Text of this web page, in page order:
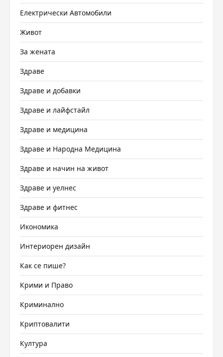
Електрически Автомобили
Живот
За жената
Здраве
Здраве и добавки
Здраве и лайфстайл
Здраве и медицина
Здраве и Народна Медицина
Здраве и начин на живот
Здраве и уелнес
Здраве и фитнес
Икономика
Интериорен дизайн
Как се пише?
Крими и Право
Криминално
Криптовалити
Култура